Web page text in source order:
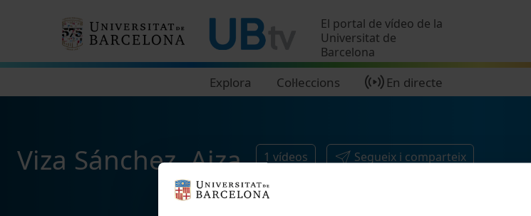
El portal de vídeo de la
Universitat de
Barcelona
Explora Col·leccions En directe
Viza Sánchez, Aiza 1 vídeos Segueix i comparteix